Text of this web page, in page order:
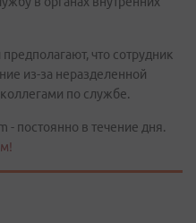
что сотрудник
из-за неразделенной
по службе.
- постоянно в течение дня.